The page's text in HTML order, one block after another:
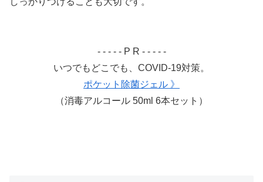
- - - - - P R - - - - -
いつでもどこでも、COVID-19対策。
ポケット除菌ジェル 》
（消毒アルコール 50ml 6本セット）